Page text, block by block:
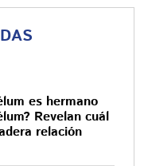
es hermano
Revelan cuál
relación